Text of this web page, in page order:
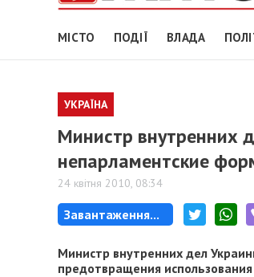
МІСТО ПОДІЇ ВЛАДА
УКРАЇНА
Министр внутренних
непарламентские
24 квітня 2010, 08:34
Завантаження...
Министр внутренних дел
предотвращения